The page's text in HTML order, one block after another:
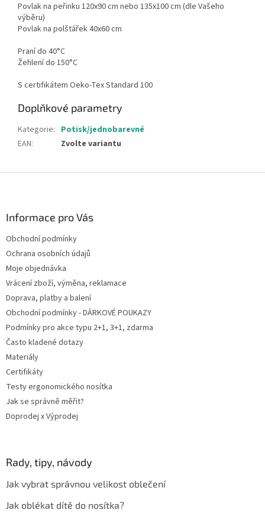
Povlak na peřinku 120x90 cm nebo 135x100 cm (dle Vašeho
výběru)
Povlak na polštářek 40x60 cm
Praní do 40°C
Žehlení do 150°C
S certifikátem Oeko-Tex Standard 100
Doplňkové parametry
Kategorie: Potisk/jednobarevné
EAN: Zvolte variantu
Informace pro Vás
Obchodní podmínky
Ochrana osobních údajů
Moje objednávka
Vrácení zboží, výměna, reklamace
Doprava, platby a balení
Obchodní podmínky - DÁRKOVÉ POUKAZY
Podmínky pro akce typu 2+1, 3+1, zdarma
Často kladené dotazy
Materiály
Certifikáty
Testy ergonomického nosítka
Jak se správně měřit?
Doprodej x Výprodej
Rady, tipy, návody
Jak vybrat správnou velikost oblečení
Jak oblékat dítě do nosítka?